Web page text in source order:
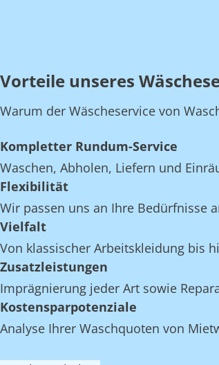
Vorteile unseres
Warum der Wäscheservice von
Kompletter Rundum-Service
Waschen, Abholen, Liefern und
Flexibilität
Wir passen uns an Ihre Bedürfnisse
Vielfalt
Von klassischer Arbeitskleidung bis
Zusatzleistungen
Imprägnierung jeder Art sowie
Kostensparpotenziale
Analyse Ihrer Waschquoten von